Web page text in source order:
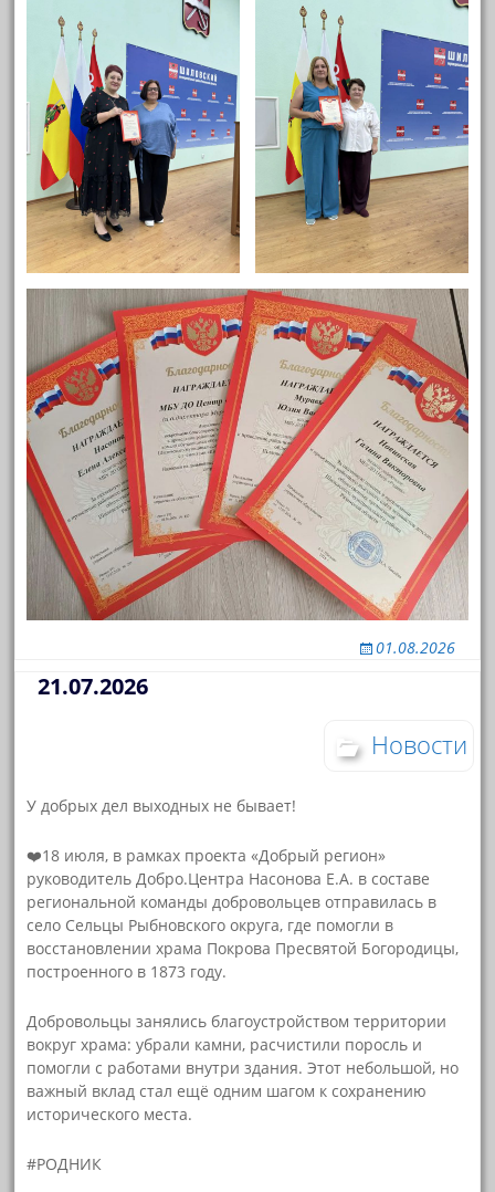
01.08.2026
21.07.2026
Новости
У добрых дел выходных не бывает!
❤️18 июля, в рамках проекта «Добрый регион»
руководитель Добро.Центра Насонова Е.А. в составе
региональной команды добровольцев отправилась в
село Сельцы Рыбновского округа, где помогли в
восстановлении храма Покрова Пресвятой Богородицы,
построенного в 1873 году.
Добровольцы занялись благоустройством территории
вокруг храма: убрали камни, расчистили поросль и
помогли с работами внутри здания. Этот небольшой, но
важный вклад стал ещё одним шагом к сохранению
исторического места.
#РОДНИК